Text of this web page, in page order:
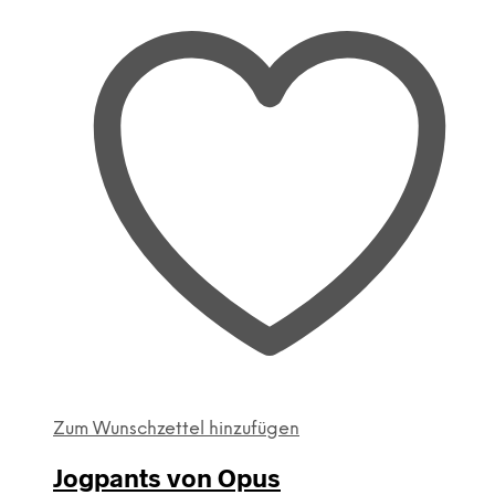
Zum Wunschzettel hinzufügen
Jogpants von Opus